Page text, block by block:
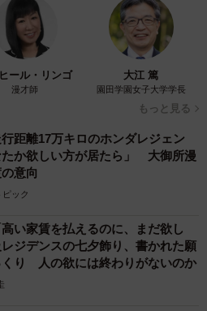
ール・リンゴ
漫才師
大江 篤
園田学園女子大学学長
もっと見る
距離17万キロのホンダレジェン
か欲しい方が居たら」 大御所漫
意向
ピック
高い家賃を払えるのに、まだ欲し
ジデンスの七夕飾り、書かれた願
くり 人の欲には終わりがないのか